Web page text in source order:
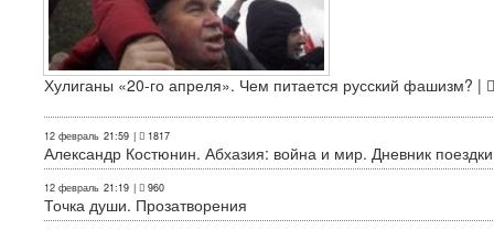
Хулиганы «20-го апреля». Чем питается русский фашизм? |
12 февраль 21:59 | 1817
Александр Костюнин. Абхазия: война и мир. Дневник поездки
12 февраль 21:19 | 960
Точка души. Прозатворения